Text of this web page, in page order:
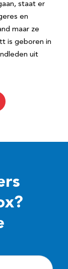
staat er
en
maar ze
is geboren in
uit